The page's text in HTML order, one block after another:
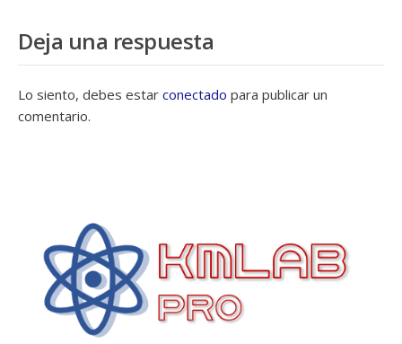
Deja una respuesta
Lo siento, debes estar conectado para publicar un
comentario.